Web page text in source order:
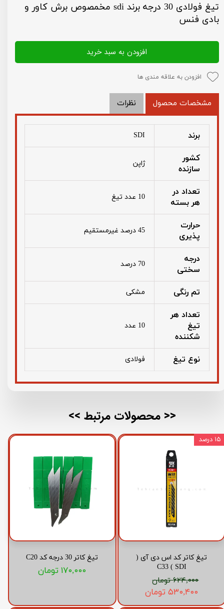
تیغ فولادی 30 درجه برند sdi مخمصوص برش کاور و
بادی فنس
افزودن به سبد خرید
افزودن به علاقه مندی ها
مشخصات محصول نظرات
برند SDI
کشور
سازنده
ژاپن
تعداد در
هر بسته
10 عدد تیغ
حرارت
پذیری
45 درصد غیرمستقیم
درجه
سختی
70 درصد
تم رنگی مشکی
تعداد هر
تیغ
شکننده
10 عدد
نوع تیغ فولادی
تیغ کاتر کد اس دی آی (
SDI ) C33
۶۲۴,۰۰۰ تومان
۵۳۰,۴۰۰ تومان
۱۵ درصد
تیغ کاتر 30 درجه کد C20
۱۷۰,۰۰۰ تومان
<< محصولات مرتبط >>